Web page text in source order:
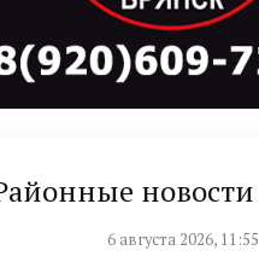
новости
6 августа 2026, 11:55